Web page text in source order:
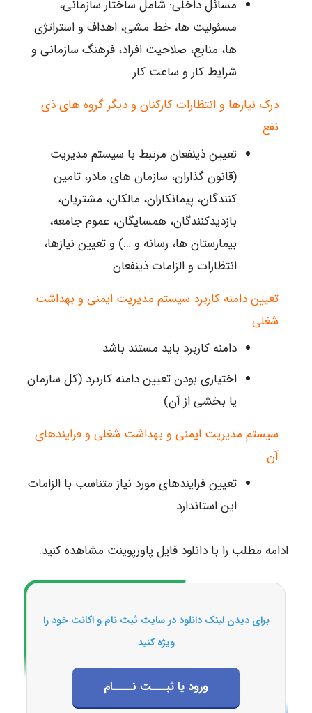
مسائل داخلی: شامل ساختار سازمانی،
مسئولیت ها، خط مشی، اهداف و استراتژی
ها، منابع، صلاحیت افراد، فرهنگ سازمانی و
شرایط کار و ساعت کار
درک نیازها و انتظارات کارکنان و دیگر گروه های ذی
نفع
تعیین ذینفعان مرتبط با سیستم مدیریت
(قانون گذاران، سازمان های مادر، تامین
کنندگان، پیمانکاران، مالکان، مشتریان،
بازدیدکنندگان، همسایگان، عموم جامعه،
بیمارستان ها، رسانه و …) و تعیین نیازها،
انتظارات و الزامات ذینفعان
تعیین دامنه کاربرد سیستم مدیریت ایمنی و بهداشت
شغلی
دامنه کاربرد باید مستند باشد
اختیاری بودن تعیین دامنه کاربرد (کل سازمان
یا بخشی از آن)
سیستم مدیریت ایمنی و بهداشت شغلی و فرایندهای
آن
تعیین فرایندهای مورد نیاز متناسب با الزامات
این استاندارد
ادامه مطلب را با دانلود فایل پاورپوینت مشاهده کنید.
برای دیدن لینک دانلود در سایت ثبت نام و اکانت خود را
ویژه کنید
ورود یا ثبـــت نــــام